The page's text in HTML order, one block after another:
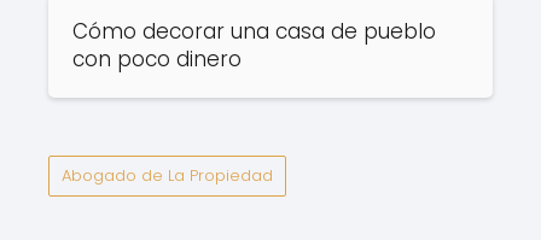
Cómo decorar una casa de pueblo
con poco dinero
Abogado de La Propiedad